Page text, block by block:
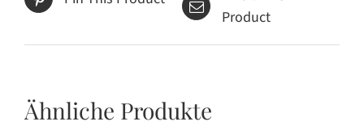
Product
Ähnliche Produkte